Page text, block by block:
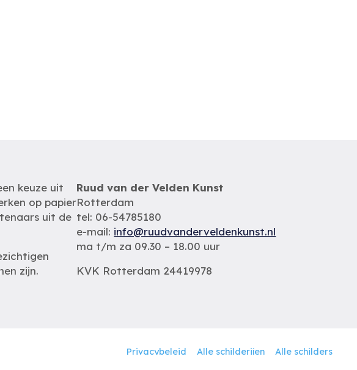
keuze uit
op papier
uit de
zijn.
Ruud van der Velden Kunst
Rotterdam
tel: 06-54785180
e-mail: info@ruudvanderveldenkunst.nl
ma t/m za 09.30 – 18.00 uur
KVK Rotterdam 24419978
Privacybeleid Alle schilderijen Alle schilders